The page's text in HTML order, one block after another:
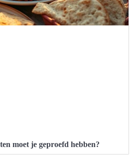
moet je geproefd hebben?